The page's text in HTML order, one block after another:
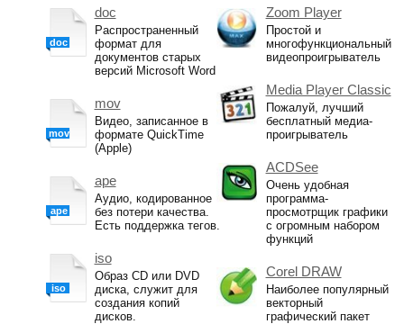
doc
doc
Распространенный
формат для
документов старых
версий Microsoft Word
mov
mov
Видео, записанное в
формате QuickTime
(Apple)
ape
ape
Аудио, кодированное
без потери качества.
Есть поддержка тегов.
iso
iso
Образ CD или DVD
диска, служит для
создания копий
дисков.
Zoom Player
Простой и
многофункциональный
видеопроигрыватель
Media Player Classic
Пожалуй, лучший
бесплатный медиа-
проигрыватель
ACDSee
Очень удобная
программа-
просмотрщик графики
с огромным набором
функций
Corel DRAW
Наиболее популярный
векторный
графический пакет